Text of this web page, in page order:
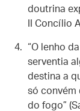
doutrina
II Concílio
“O lenho
serventia
destina a
só convém
do fogo”